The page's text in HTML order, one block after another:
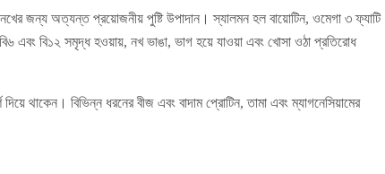
জন্য অত্যন্ত প্রয়োজনীয় পুষ্টি উপাদান। স্যালমন হল বায়োটিন, ওমেগা ৩ ফ্যাটি
এবং বি১২ সমৃদ্ধ হওয়ায়, নখ ভাঙা, ভাগ হয়ে যাওয়া এবং খোসা ওঠা প্রতিরোধ
থাকেন। বিভিন্ন ধরনের বীজ এবং বাদাম প্রোটিন, তামা এবং ম্যাগনেসিয়ামের